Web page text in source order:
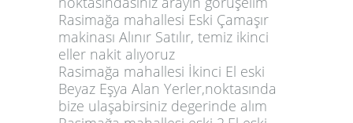
Rasimağa mahallesi Eski Çamaşır
makinası Alınır Satılır, temiz ikinci
eller nakit alıyoruz
Rasimağa mahallesi İkinci El eski
Beyaz Eşya Alan Yerler,noktasında
bize ulaşabirsiniz degerinde alım